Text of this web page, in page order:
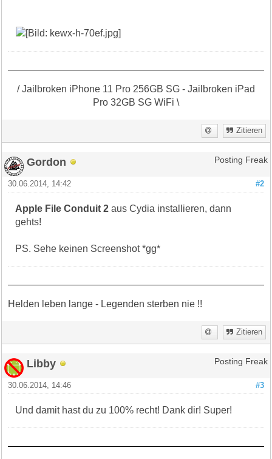
/ Jailbroken iPhone 11 Pro 256GB SG - Jailbroken iPad
Pro 32GB SG WiFi \
Zitieren
Gordon Posting Freak
#2
30.06.2014, 14:42
Apple File Conduit 2aus Cydia installieren, dann
gehts!
PS. Sehe keinen Screenshot *gg*
Helden leben lange - Legenden sterben nie !!
Zitieren
Libby Posting Freak
#3
30.06.2014, 14:46
Und damit hast du zu 100% recht! Dank dir! Super!